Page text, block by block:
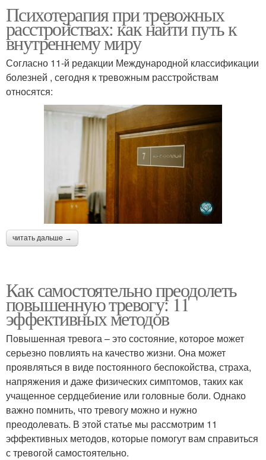
Психотерапия при тревожных
расстройствах: как найти путь к
внутреннему миру
Согласно 11-й редакции Международной классификации
болезней , сегодня к тревожным расстройствам
относятся:
читать дальше →
Как самостоятельно преодолеть
повышенную тревогу: 11
эффективных методов
Повышенная тревога – это состояние, которое может
серьезно повлиять на качество жизни. Она может
проявляться в виде постоянного беспокойства, страха,
напряжения и даже физических симптомов, таких как
учащенное сердцебиение или головные боли. Однако
важно помнить, что тревогу можно и нужно
преодолевать. В этой статье мы рассмотрим 11
эффективных методов, которые помогут вам справиться
с тревогой самостоятельно.